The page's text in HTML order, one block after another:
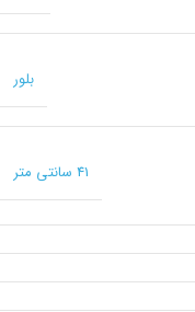
بلور
41 سانتی متر